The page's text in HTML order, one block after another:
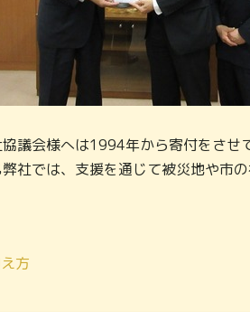
議会様へは1994年から寄付をさせ
社では、支援を通じて被災地や市
方